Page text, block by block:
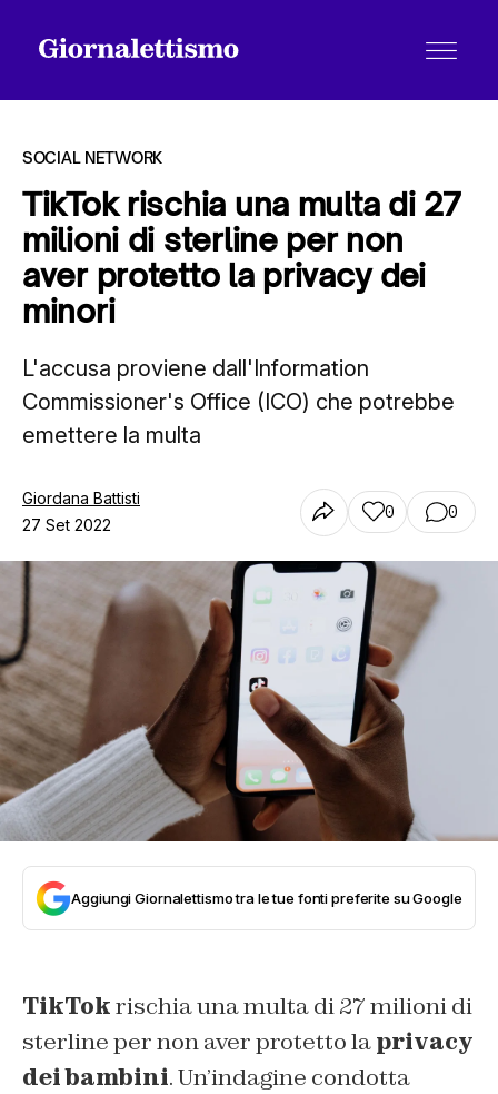
Tutti gli articoli
Contatti
SOCIAL NETWORK
TikTok rischia una multa di 27
milioni di sterline per non
aver protetto la privacy dei
minori
L'accusa proviene dall'Information
Commissioner's Office (ICO) che potrebbe
emettere la multa
Giordana Battisti
27 Set 2022
0 0
Aggiungi Giornalettismo tra le tue fonti preferite su Google
TikTokrischia una multa di 27 milioni di
sterline per non aver protetto laprivacy
dei bambini. Un’indagine condotta